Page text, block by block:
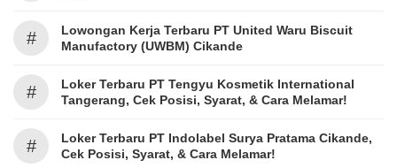
#
Lowongan Kerja Terbaru PT United Waru Biscuit
Manufactory (UWBM) Cikande
#
Loker Terbaru PT Tengyu Kosmetik International
Tangerang, Cek Posisi, Syarat, & Cara Melamar!
#
Loker Terbaru PT Indolabel Surya Pratama Cikande,
Cek Posisi, Syarat, & Cara Melamar!